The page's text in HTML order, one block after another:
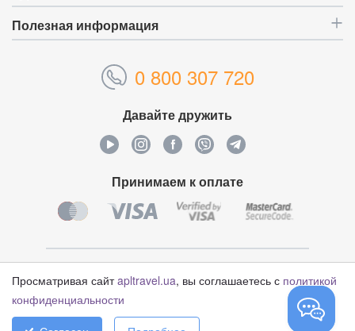
Просматривая сайтapltravel.ua, вы соглашаетесь с политикой
конфиденциальности
Полезная информация
0 800 307 720
Давайте дружить
Принимаем к оплате
© Туристический оператор «APL Travel», 2006-2026